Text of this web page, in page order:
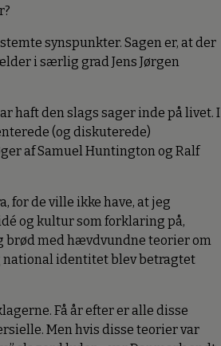
synspunkter. Sagen er, at der
i særlig grad Jens Jørgen
haft den slags sager inde på livet. I
(og diskuterede)
af Samuel Huntington og Ralf
for de ville ikke have, at jeg
og kultur som forklaring på,
brød med hævdvundne teorier om
national identitet blev betragtet
Få år efter er alle disse
Men hvis disse teorier var